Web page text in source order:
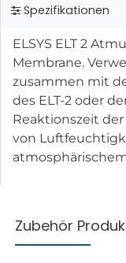
Spezifikationen
ELSYS ELT 2
Membrane.
zusammen mit
des ELT-2 oder
Reaktionszeit
von
Zubehör